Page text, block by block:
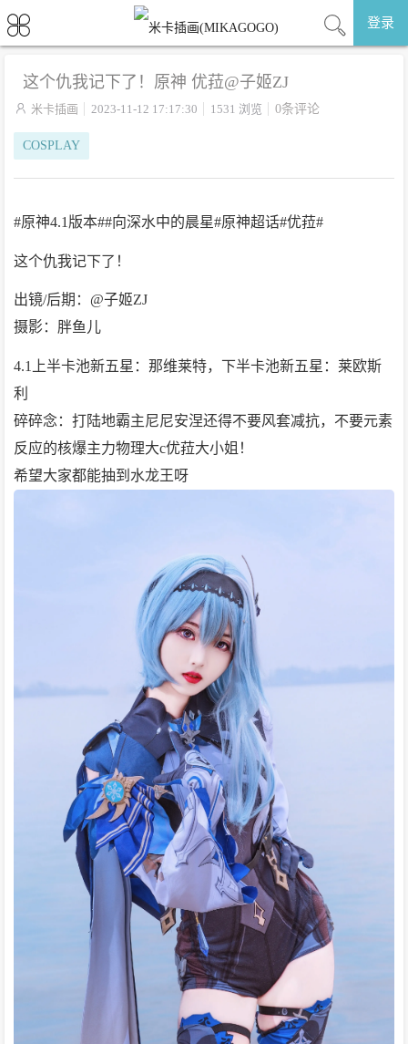
登录
这个仇我记下了！原神 优菈@子姬ZJ
 米卡插画 2023-11-12 17:17:30 1531 浏览 0条评论
COSPLAY
#原神4.1版本##向深水中的晨星#原神超话#优菈#
这个仇我记下了！
出镜/后期：@子姬ZJ
摄影：胖鱼儿
4.1上半卡池新五星：那维莱特，下半卡池新五星：莱欧斯
利
碎碎念：打陆地霸主尼尼安涅还得不要风套减抗，不要元素
反应的核爆主力物理大c优菈大小姐！
希望大家都能抽到水龙王呀